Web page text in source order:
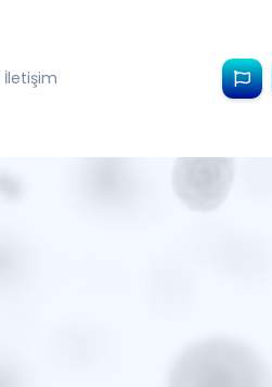
İletişim